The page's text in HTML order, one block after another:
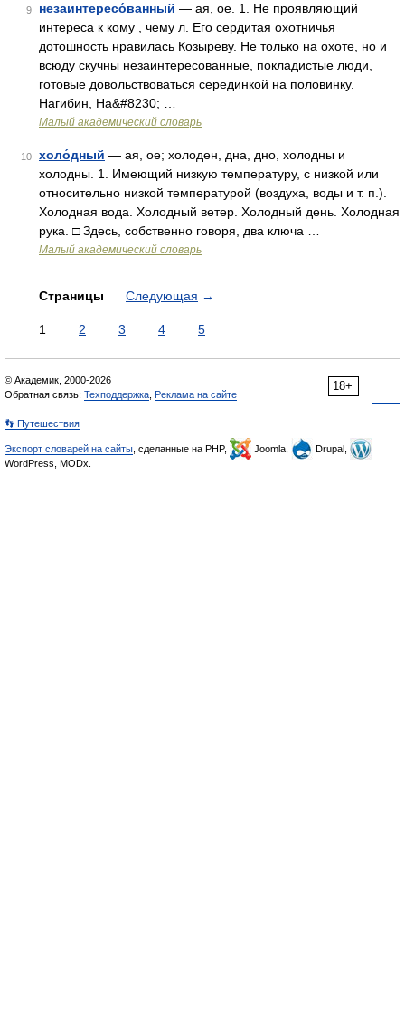
9 незаинтересо́ванный — ая, ое. 1. Не проявляющий
интереса к кому , чему л. Его сердитая охотничья
дотошность нравилась Козыреву. Не только на охоте, но и
всюду скучны незаинтересованные, покладистые люди,
готовые довольствоваться серединкой на половинку.
Нагибин, На&#8230; …
Малый академический словарь
10 холо́дный — ая, ое; холоден, дна, дно, холодны и
холодны. 1. Имеющий низкую температуру, с низкой или
относительно низкой температурой (воздуха, воды и т. п.).
Холодная вода. Холодный ветер. Холодный день. Холодная
рука. □ Здесь, собственно говоря, два ключа …
Малый академический словарь
Страницы Следующая →
1 2 3 4 5
18+
© Академик, 2000-2026
Обратная связь: Техподдержка Реклама на сайте
👣 Путешествия
Экспорт словарей на сайты , сделанные на PHP, Joomla,
Drupal,
WordPress, MODx.